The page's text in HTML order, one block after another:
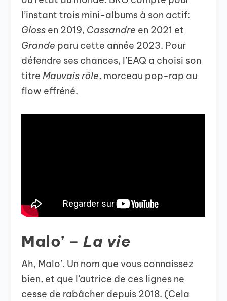
l’instant trois mini-albums à son actif:
Gloss en 2019, Cassandre en 2021 et
Grande paru cette année 2023. Pour
défendre ses chances, l’EAQ a choisi son
titreMauvais rôle, morceau pop-rap au
flow effréné.
Malo’ –La vie
Ah, Malo’. Un nom que vous connaissez
bien, et que l’autrice de ces lignes ne
cesse de rabâcher depuis 2018. (Cela